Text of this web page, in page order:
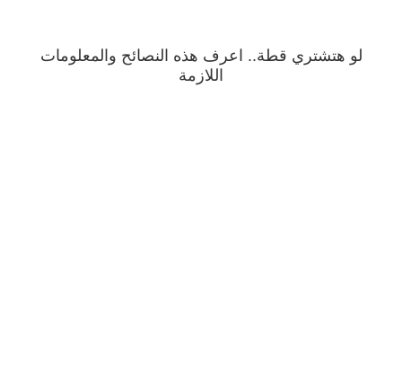
لو هتشتري قطة.. اعرف هذه النصائح والمعلومات
اللازمة